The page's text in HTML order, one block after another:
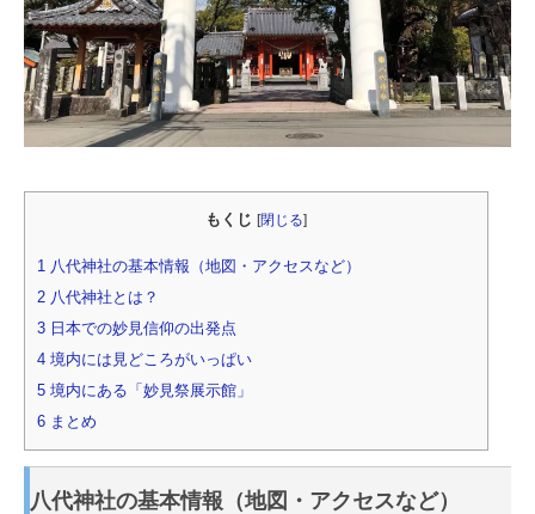
もくじ [閉じる]
1 八代神社の基本情報（地図・アクセスなど）
2 八代神社とは？
3 日本での妙見信仰の出発点
4 境内には見どころがいっぱい
5 境内にある「妙見祭展示館」
6 まとめ
八代神社の基本情報（地図・アクセスなど）